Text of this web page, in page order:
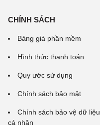
CHÍNH SÁCH
Bảng giá phần mềm
Hình thức thanh toán
Quy ước sử dụng
Chính sách bảo mật
Chính sách bảo vệ dữ liệu
cá nhân